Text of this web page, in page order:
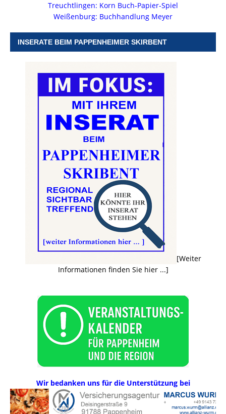
Treuchtlingen: Korn Buch-Papier-Spiel
Weißenburg: Buchhandlung Meyer
INSERATE BEIM PAPPENHEIMER SKIRBENT
[Weiter
Informationen finden Sie hier ...]
Wir bedanken uns für die Unterstützung bei